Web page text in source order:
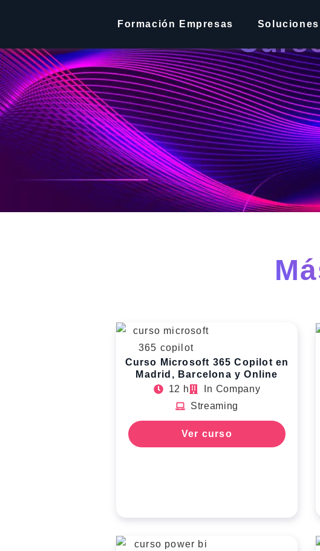
Formación Empresas
Curso Microsoft 365 Copilot en
Madrid, Barcelona y Online
12 h
In Company
Streaming
Ver curso